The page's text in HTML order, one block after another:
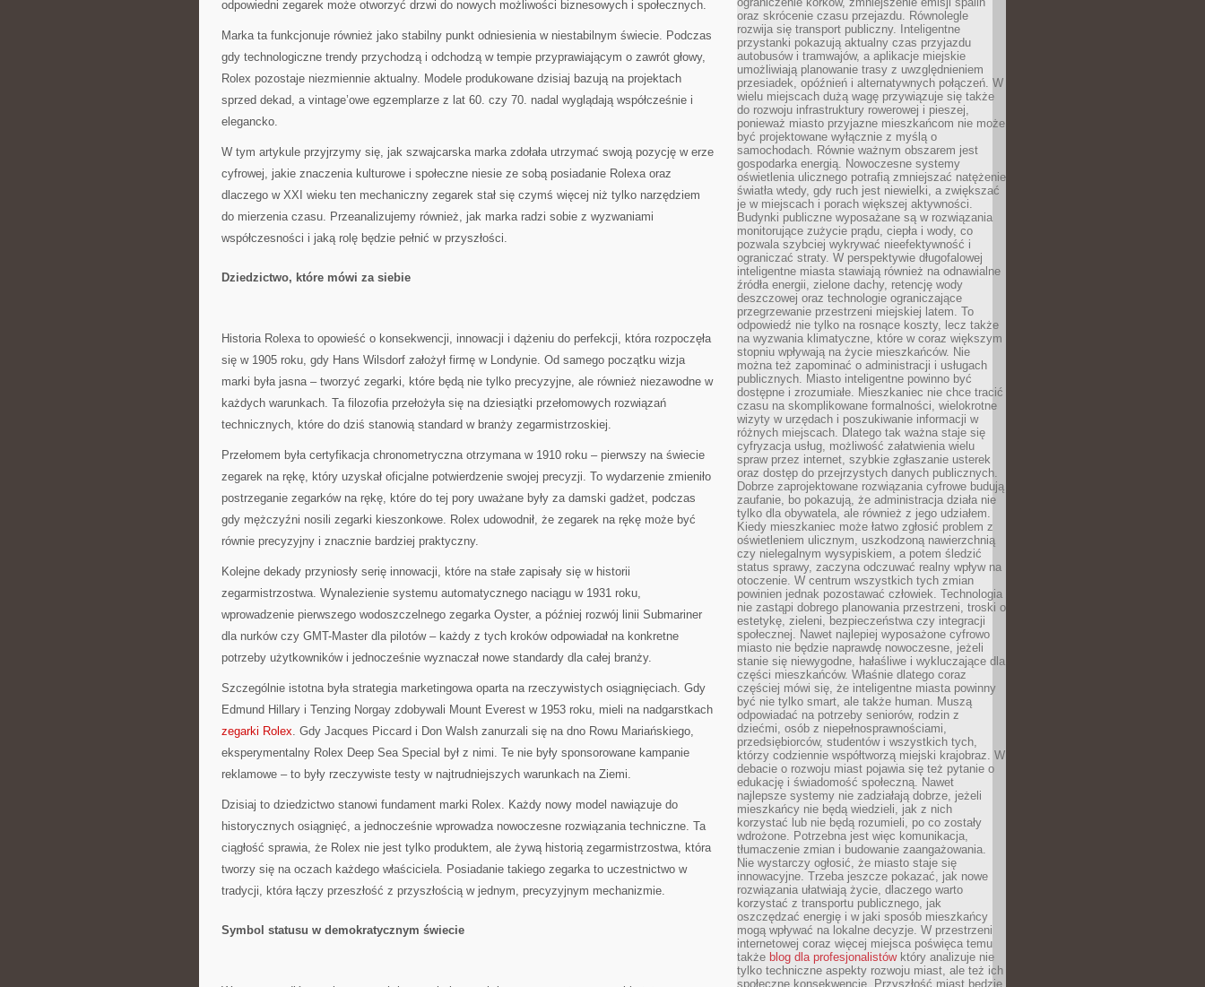
odpowiedni zegarek może otworzyć drzwi do nowych możliwości biznesowych i społecznych.
Marka ta funkcjonuje również jako stabilny punkt odniesienia w niestabilnym świecie. Podczas
gdy technologiczne trendy przychodzą i odchodzą w tempie przyprawiającym o zawrót głowy,
Rolex pozostaje niezmiennie aktualny. Modele produkowane dzisiaj bazują na projektach
sprzed dekad, a vintage’owe egzemplarze z lat 60. czy 70. nadal wyglądają współcześnie i
elegancko.
W tym artykule przyjrzymy się, jak szwajcarska marka zdołała utrzymać swoją pozycję w erze
cyfrowej, jakie znaczenia kulturowe i społeczne niesie ze sobą posiadanie Rolexa oraz
dlaczego w XXI wieku ten mechaniczny zegarek stał się czymś więcej niż tylko narzędziem
do mierzenia czasu. Przeanalizujemy również, jak marka radzi sobie z wyzwaniami
współczesności i jaką rolę będzie pełnić w przyszłości.
Dziedzictwo, które mówi za siebie
Historia Rolexa to opowieść o konsekwencji, innowacji i dążeniu do perfekcji, która rozpoczęła
się w 1905 roku, gdy Hans Wilsdorf założył firmę w Londynie. Od samego początku wizja
marki była jasna – tworzyć zegarki, które będą nie tylko precyzyjne, ale również niezawodne w
każdych warunkach. Ta filozofia przełożyła się na dziesiątki przełomowych rozwiązań
technicznych, które do dziś stanowią standard w branży zegarmistrzoskiej.
Przełomem była certyfikacja chronometryczna otrzymana w 1910 roku – pierwszy na świecie
zegarek na rękę, który uzyskał oficjalne potwierdzenie swojej precyzji. To wydarzenie zmieniło
postrzeganie zegarków na rękę, które do tej pory uważane były za damski gadżet, podczas
gdy mężczyźni nosili zegarki kieszonkowe. Rolex udowodnił, że zegarek na rękę może być
równie precyzyjny i znacznie bardziej praktyczny.
Kolejne dekady przyniosły serię innowacji, które na stałe zapisały się w historii
zegarmistrzostwa. Wynalezienie systemu automatycznego naciągu w 1931 roku,
wprowadzenie pierwszego wodoszczelnego zegarka Oyster, a później rozwój linii Submariner
dla nurków czy GMT-Master dla pilotów – każdy z tych kroków odpowiadał na konkretne
potrzeby użytkowników i jednocześnie wyznaczał nowe standardy dla całej branży.
Szczególnie istotna była strategia marketingowa oparta na rzeczywistych osiągnięciach. Gdy
Edmund Hillary i Tenzing Norgay zdobywali Mount Everest w 1953 roku, mieli na nadgarstkach
zegarki Rolex. Gdy Jacques Piccard i Don Walsh zanurzali się na dno Rowu Mariańskiego,
eksperymentalny Rolex Deep Sea Special był z nimi. Te nie były sponsorowane kampanie
reklamowe – to były rzeczywiste testy w najtrudniejszych warunkach na Ziemi.
Dzisiaj to dziedzictwo stanowi fundament marki Rolex. Każdy nowy model nawiązuje do
historycznych osiągnięć, a jednocześnie wprowadza nowoczesne rozwiązania techniczne. Ta
ciągłość sprawia, że Rolex nie jest tylko produktem, ale żywą historią zegarmistrzostwa, która
tworzy się na oczach każdego właściciela. Posiadanie takiego zegarka to uczestnictwo w
tradycji, która łączy przeszłość z przyszłością w jednym, precyzyjnym mechanizmie.
Symbol statusu w demokratycznym świecie
oraz skrócenie czasu przejazdu. Równolegle
rozwija się transport publiczny. Inteligentne
przystanki pokazują aktualny czas przyjazdu
autobusów i tramwajów, a aplikacje miejskie
umożliwiają planowanie trasy z uwzględnieniem
przesiadek, opóźnień i alternatywnych połączeń. W
wielu miejscach dużą wagę przywiązuje się także
do rozwoju infrastruktury rowerowej i pieszej,
ponieważ miasto przyjazne mieszkańcom nie może
być projektowane wyłącznie z myślą o
samochodach. Równie ważnym obszarem jest
gospodarka energią. Nowoczesne systemy
oświetlenia ulicznego potrafią zmniejszać natężenie
światła wtedy, gdy ruch jest niewielki, a zwiększać
je w miejscach i porach większej aktywności.
Budynki publiczne wyposażane są w rozwiązania
monitorujące zużycie prądu, ciepła i wody, co
pozwala szybciej wykrywać nieefektywność i
ograniczać straty. W perspektywie długofalowej
inteligentne miasta stawiają również na odnawialne
źródła energii, zielone dachy, retencję wody
deszczowej oraz technologie ograniczające
przegrzewanie przestrzeni miejskiej latem. To
odpowiedź nie tylko na rosnące koszty, lecz także
na wyzwania klimatyczne, które w coraz większym
stopniu wpływają na życie mieszkańców. Nie
można też zapominać o administracji i usługach
publicznych. Miasto inteligentne powinno być
dostępne i zrozumiałe. Mieszkaniec nie chce tracić
czasu na skomplikowane formalności, wielokrotne
wizyty w urzędach i poszukiwanie informacji w
różnych miejscach. Dlatego tak ważna staje się
cyfryzacja usług, możliwość załatwienia wielu
spraw przez internet, szybkie zgłaszanie usterek
oraz dostęp do przejrzystych danych publicznych.
Dobrze zaprojektowane rozwiązania cyfrowe budują
zaufanie, bo pokazują, że administracja działa nie
tylko dla obywatela, ale również z jego udziałem.
Kiedy mieszkaniec może łatwo zgłosić problem z
oświetleniem ulicznym, uszkodzoną nawierzchnią
czy nielegalnym wysypiskiem, a potem śledzić
status sprawy, zaczyna odczuwać realny wpływ na
otoczenie. W centrum wszystkich tych zmian
powinien jednak pozostawać człowiek. Technologia
nie zastąpi dobrego planowania przestrzeni, troski o
estetykę, zieleni, bezpieczeństwa czy integracji
społecznej. Nawet najlepiej wyposażone cyfrowo
miasto nie będzie naprawdę nowoczesne, jeżeli
stanie się niewygodne, hałaśliwe i wykluczające dla
części mieszkańców. Właśnie dlatego coraz
częściej mówi się, że inteligentne miasta powinny
być nie tylko smart, ale także human. Muszą
odpowiadać na potrzeby seniorów, rodzin z
dziećmi, osób z niepełnosprawnościami,
przedsiębiorców, studentów i wszystkich tych,
którzy codziennie współtworzą miejski krajobraz. W
debacie o rozwoju miast pojawia się też pytanie o
edukację i świadomość społeczną. Nawet
najlepsze systemy nie zadziałają dobrze, jeżeli
mieszkańcy nie będą wiedzieli, jak z nich
korzystać lub nie będą rozumieli, po co zostały
wdrożone. Potrzebna jest więc komunikacja,
tłumaczenie zmian i budowanie zaangażowania.
Nie wystarczy ogłosić, że miasto staje się
innowacyjne. Trzeba jeszcze pokazać, jak nowe
rozwiązania ułatwiają życie, dlaczego warto
korzystać z transportu publicznego, jak
oszczędzać energię i w jaki sposób mieszkańcy
mogą wpływać na lokalne decyzje. W przestrzeni
internetowej coraz więcej miejsca poświęca temu
także blog dla profesjonalistówktóry analizuje nie
tylko techniczne aspekty rozwoju miast, ale też ich
społeczne konsekwencje. Przyszłość miast będzie